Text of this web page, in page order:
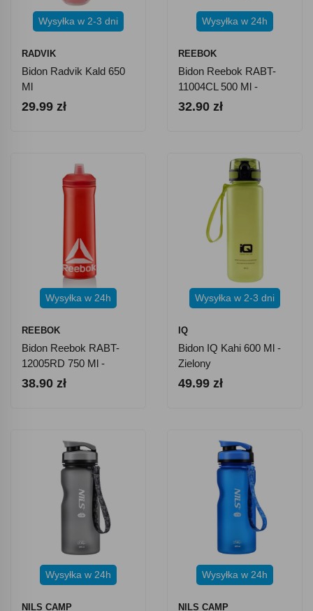
Wysyłka w 2-3 dni
RADVIK
Bidon Radvik Kald 650
Ml
29.99 zł
Wysyłka w 24h
REEBOK
Bidon Reebok RABT-
11004CL 500 Ml -
Przeźroczysty
32.90 zł
Wysyłka w 24h
REEBOK
Bidon Reebok RABT-
12005RD 750 Ml -
Czerwony
38.90 zł
Wysyłka w 2-3 dni
IQ
Bidon IQ Kahi 600 Ml -
Zielony
49.99 zł
Wysyłka w 24h
NILS CAMP
Wysyłka w 24h
NILS CAMP